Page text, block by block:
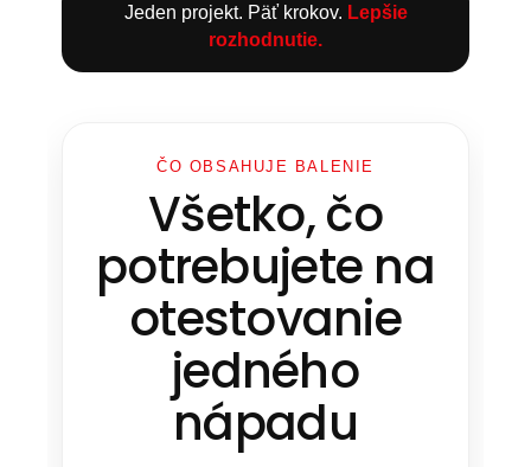
Jeden projekt. Päť krokov. Lepšie
rozhodnutie.
ČO OBSAHUJE BALENIE
Všetko, čo
potrebujete na
otestovanie
jedného
nápadu